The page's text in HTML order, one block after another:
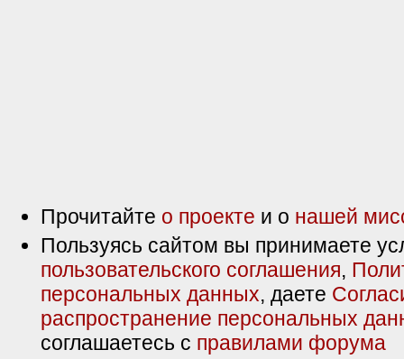
Прочитайте о проекте и о нашей
Пользуясь сайтом вы принимаете
пользовательского соглашения,
персональных данных, даете
распространение персональных
соглашаетесь с правилами форума